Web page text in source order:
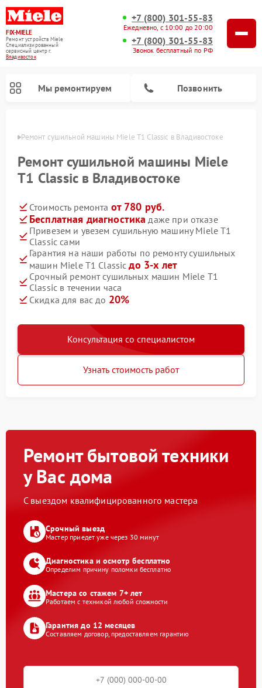
FIX-MIELE
Ремонт устройств Miele
Специализированный
cервисный центр г.
Владивосток
+7 (800) 301-55-83
Ежедневно, с 10:00 до 20:00
+7 (800) 301-55-83
Звонок бесплатный по РФ
Мы ремонтируем Позвонить
Ремонт сушильной машины Miele T1 Classic в Владивостоке
Ремонт сушильной машины Miele
T1 Classic в Владивостоке
Стоимость ремонта от 780 руб.
Бесплатная диагностика даже при отказе
Привезем и увезем сушильную машину Miele T1
Classic сами
Гарантия на наши работы по ремонту сушильных
машин Miele T1 Classicдо 3-х лет
Срочный ремонт сушильных машин Miele T1
Classic в течении часа
Скидка для вас до 20%
Консультация со специалистом
Узнать стоимость работ
Ремонт бытовой техники
у Вас дома
С выездом квалифицированного мастера
Срочный выезд
Мастер приедет уже через 30 минут
Диагностика и осмотр бесплатно
Определим причину поломки бесплатно
Мастера со стажем 7+ лет
Работаем с техникой любой сложности
Гарантия до 12 месяцев
Составляем договор, предоставляем гарантию